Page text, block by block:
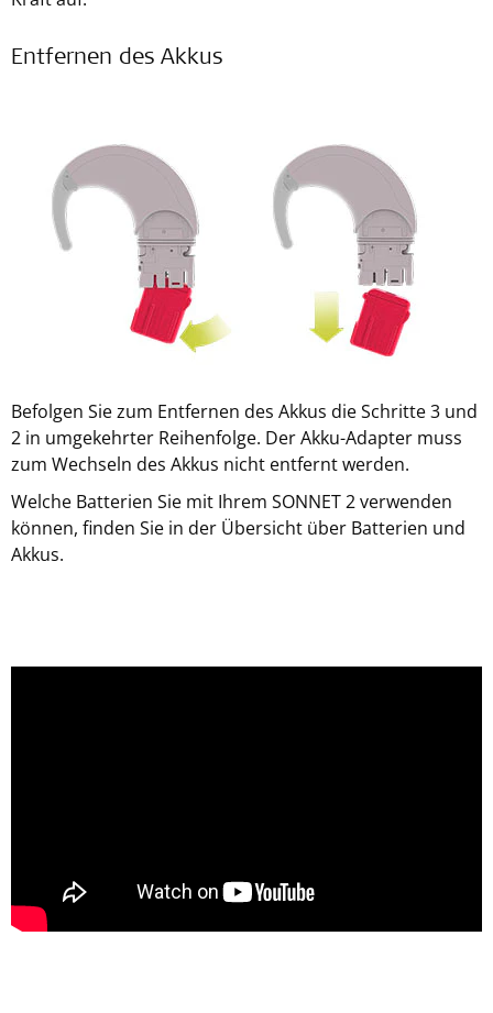
Entfernen des Akkus
Befolgen Sie zum Entfernen des Akkus die Schritte 3 und
2 in umgekehrter Reihenfolge. Der Akku-Adapter muss
zum Wechseln des Akkus nicht entfernt werden.
Welche Batterien Sie mit Ihrem SONNET 2 verwenden
können, finden Sie in der Übersicht über Batterien und
Akkus.